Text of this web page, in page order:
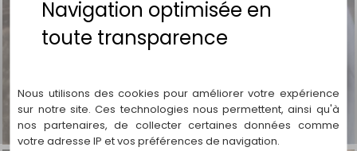
Nous utilisons des cookies pour améliorer votre expérience
sur notre site. Ces technologies nous permettent, ainsi qu'à
nos partenaires, de collecter certaines données comme
votre adresse IP et vos préférences de navigation.